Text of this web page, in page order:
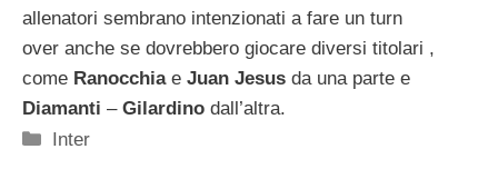
allenatori sembrano intenzionati a fare un turn
over anche se dovrebbero giocare diversi titolari ,
come Ranocchiae Juan Jesus da una parte e
Diamanti – Gilardino dall’altra.
Categorie
Inter